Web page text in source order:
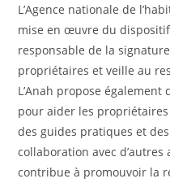
L’Agence nationale de
mise en œuvre du dispositif
responsable de la
propriétaires et veille au
L’Anah propose
pour aider les
des guides pratiques et
collaboration avec
contribue à promouvoir la